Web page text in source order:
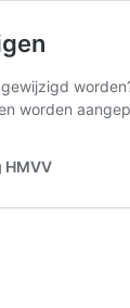
worden
HMVV